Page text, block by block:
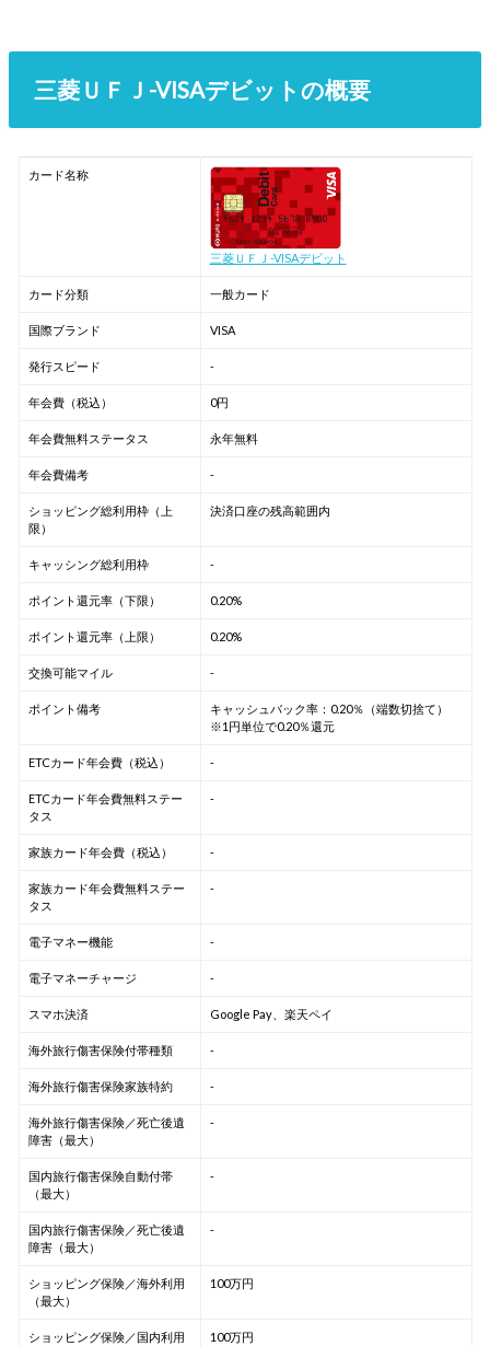
三菱ＵＦＪ-VISAデビットの概要
カード名称
三菱ＵＦＪ-VISAデビット
カード分類 一般カード
国際ブランド VISA
発行スピード -
年会費（税込） 0円
年会費無料ステータス 永年無料
年会費備考 -
ショッピング総利用枠（上
限）
決済口座の残高範囲内
キャッシング総利用枠 -
ポイント還元率（下限） 0.20%
ポイント還元率（上限） 0.20%
交換可能マイル -
ポイント備考
キャッシュバック率：0.20％（端数切捨て）
※1円単位で0.20％還元
ETCカード年会費（税込） -
ETCカード年会費無料ステー
タス
-
家族カード年会費（税込） -
家族カード年会費無料ステー
タス
-
電子マネー機能 -
電子マネーチャージ -
スマホ決済 Google Pay、楽天ペイ
海外旅行傷害保険付帯種類 -
海外旅行傷害保険家族特約 -
海外旅行傷害保険／死亡後遺
障害（最大）
-
国内旅行傷害保険自動付帯
（最大）
-
国内旅行傷害保険／死亡後遺
障害（最大）
-
ショッピング保険／海外利用
（最大）
100万円
ショッピング保険／国内利用
100万円